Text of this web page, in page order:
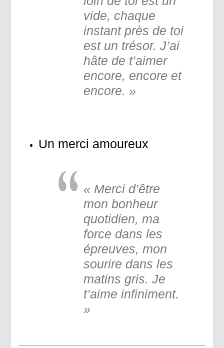
vide, chaque
instant près de toi
est un trésor. J’ai
hâte de t’aimer
encore, encore et
encore. »
Un merci amoureux
« Merci d’être
mon bonheur
quotidien, ma
force dans les
épreuves, mon
sourire dans les
matins gris. Je
t’aime infiniment.
»